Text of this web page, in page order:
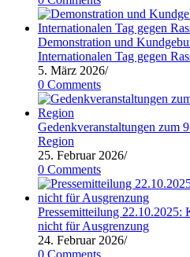
Deutzer
Werft
Demonstration und
Internationalen Tag gegen
5. März 2026/
0 Comments
Gedenkveranstaltungen zum
Region
25. Februar 2026/
0 Comments
Pressemitteilung
nicht für Ausgrenzung
24. Februar 2026/